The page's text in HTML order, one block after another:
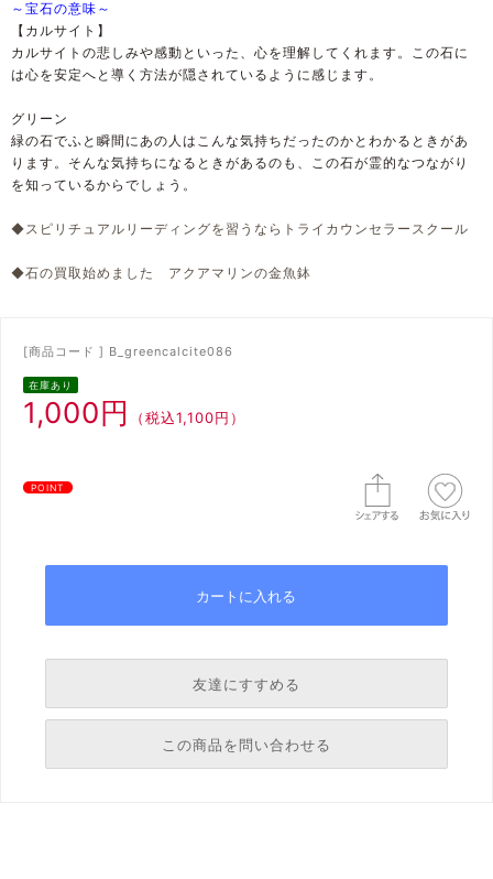
～宝石の意味～
【カルサイト】
カルサイトの悲しみや感動といった、心を理解してくれます。この石に
は心を安定へと導く方法が隠されているように感じます。
グリーン
緑の石でふと瞬間にあの人はこんな気持ちだったのかとわかるときがあ
ります。そんな気持ちになるときがあるのも、この石が霊的なつながり
を知っているからでしょう。
◆スピリチュアルリーディングを習うならトライカウンセラースクール
◆石の買取始めました アクアマリンの金魚鉢
[商品コード ] B_greencalcite086
在庫あり
1,000円 （税込1,100円）
POINT
友達にすすめる
必須
この商品を問い合わせる